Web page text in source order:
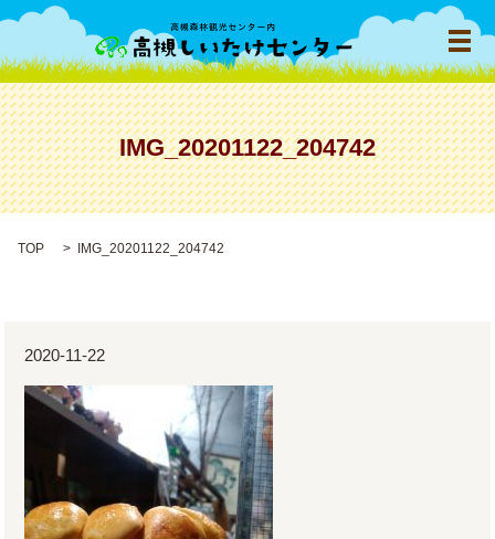
メ
IMG_20201122_204742
TOP IMG_20201122_204742
2020-11-22